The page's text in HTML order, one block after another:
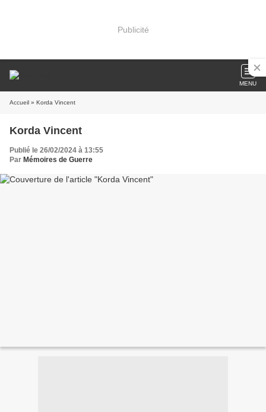
Publicité
MENU
Accueil » Korda Vincent
Korda Vincent
Publié le 26/02/2024 à 13:55
Par Mémoires de Guerre